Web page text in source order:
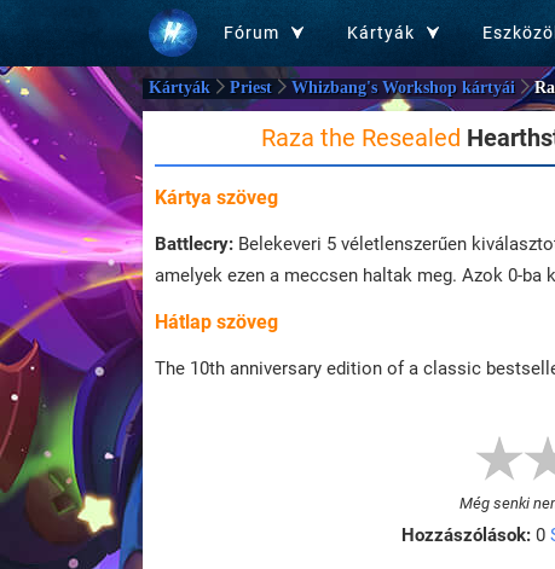
Fórum Kártyák
Kártyák Priest Whizbang's Workshop kártyái
Raza the Resealed
Kártya szöveg
Battlecry: Belekeveri 5 véletlenszerűen
amelyek ezen a meccsen haltak meg. Azok 0-ba
Hátlap szöveg
The 10th anniversary edition of a classic
Még senki
Hozzászólások:0